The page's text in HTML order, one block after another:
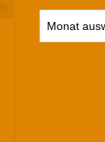
Archiv